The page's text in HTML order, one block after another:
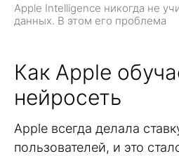
Apple Intelligence никогда не
данных. В этом его проблема
Как Apple
нейросеть
Apple всегда делала
пользователей, и это